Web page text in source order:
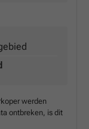
werden
ontbreken, is dit